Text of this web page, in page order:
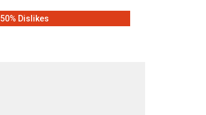
50% Dislikes